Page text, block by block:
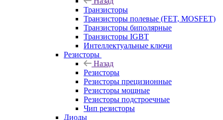
Транзисторы
Транзисторы полевые (FET, MOSFET)
Транзисторы биполярные
Транзисторы IGBT
Интеллектуальные ключи
Резисторы
Назад
Резисторы
Резисторы прецизионные
Резисторы мощные
Резисторы подстроечные
Чип резисторы
Диоды